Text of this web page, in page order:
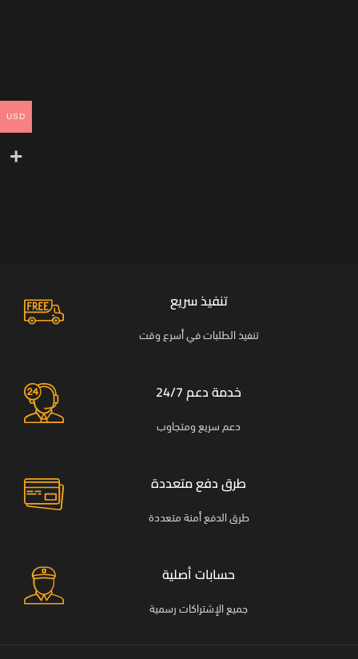
تنفيذ سريع
تنفيذ الطلبات في أسرع وقت
خدمة دعم 24/7
دعم سريع ومتجاوب
طرق دفع متعددة
طرق الدفع أمنة متعددة
حسابات أصلية
جميع الإشتراكات رسمية
USD